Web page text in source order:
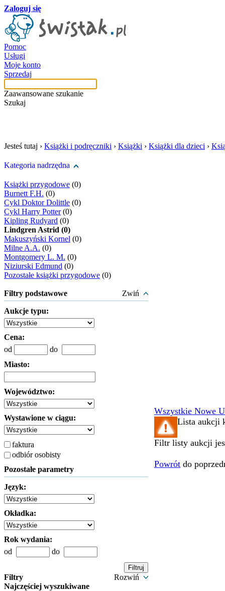
Zaloguj się
Pomoc
Usługi
Moje konto
Sprzedaj
Zaawansowane szukanie
Szukaj
Jesteś tutaj › Książki i podręczniki › Książki › Książki dla dzieci ›
Kategoria nadrzędna
Książki przygodowe (0)
Burnett F.H. (0)
Cykl Doktor Dolittle (0)
Cykl Harry Potter(0)
Kipling Rudyard (0)
Lindgren Astrid (0)
Makuszyński Kornel (0)
Milne A.A. (0)
Montgomery L. M. (0)
Niziurski Edmund (0)
Pozostałe książki przygodowe (0)
Filtry podstawowe Zwiń
Aukcje typu:
Cena:
od
do
Miasto:
Województwo:
Wystawione w ciągu:
faktura
odbiór osobisty
Pozostałe parametry
Język:
Okładka:
Rok wydania:
od
do
Filtry
Rozwiń
Najczęściej wyszukiwane
Wszystkie Nowe
Lista aukcji
Filtr listy aukcji
Powrót do